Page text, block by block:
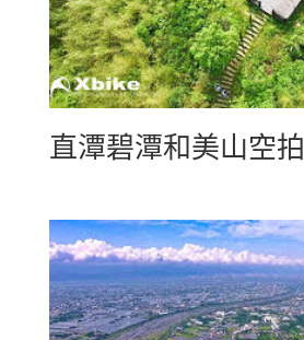
直潭碧潭和美山空拍